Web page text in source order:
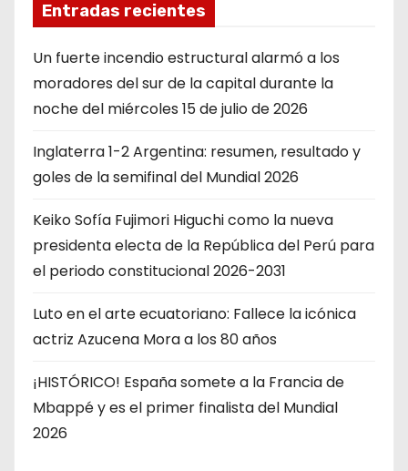
Entradas recientes
Un fuerte incendio estructural alarmó a los
moradores del sur de la capital durante la
noche del miércoles 15 de julio de 2026
Inglaterra 1-2 Argentina: resumen, resultado y
goles de la semifinal del Mundial 2026
Keiko Sofía Fujimori Higuchi como la nueva
presidenta electa de la República del Perú para
el periodo constitucional 2026-2031
Luto en el arte ecuatoriano: Fallece la icónica
actriz Azucena Mora a los 80 años
¡HISTÓRICO! España somete a la Francia de
Mbappé y es el primer finalista del Mundial
2026